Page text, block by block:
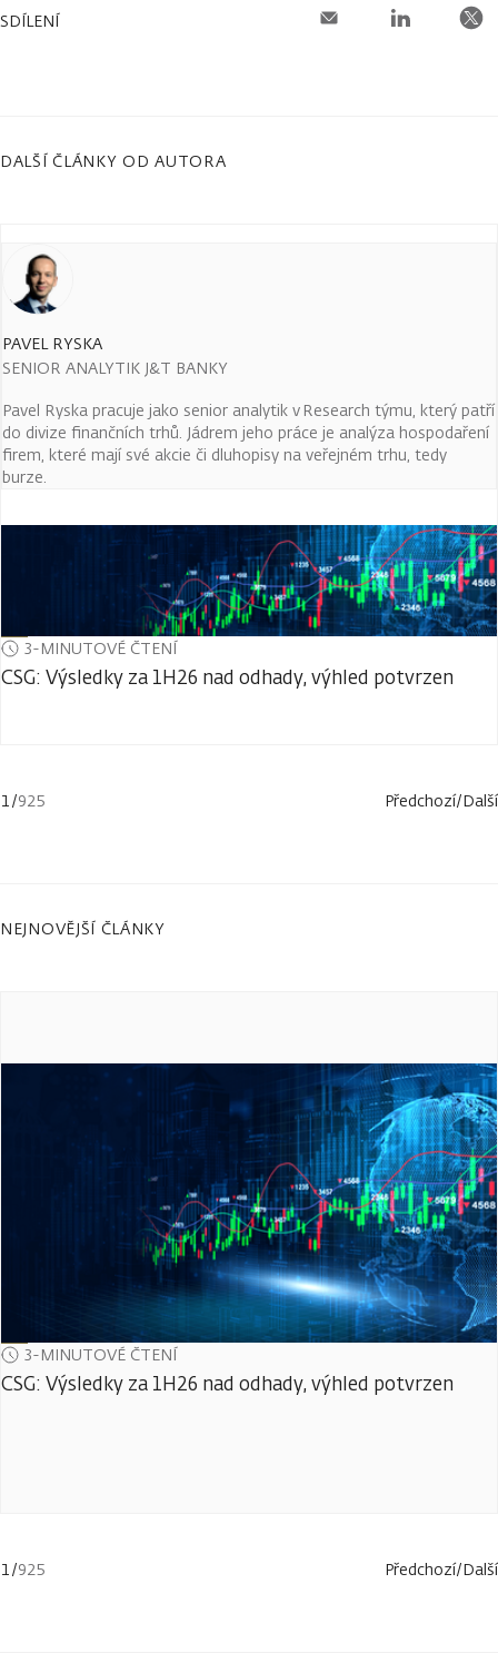
SDÍLENÍ
DALŠÍ ČLÁNKY OD AUTORA
PAVEL RYSKA
SENIOR ANALYTIK J&T BANKY
Pavel Ryska pracuje jako senior analytik v Research týmu, který patří
do divize finančních trhů. Jádrem jeho práce je analýza hospodaření
firem, které mají své akcie či dluhopisy na veřejném trhu, tedy
burze.
3-MINUTOVÉ ČTENÍ
CSG: Výsledky za 1H26 nad odhady, výhled potvrzen
1/925 Předchozí/Další
NEJNOVĚJŠÍ ČLÁNKY
3-MINUTOVÉ ČTENÍ
CSG: Výsledky za 1H26 nad odhady, výhled potvrzen
1/925 Předchozí/Další